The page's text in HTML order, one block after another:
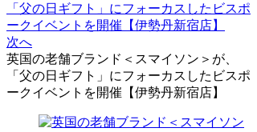
次へ
英国の老舗ブランド＜スマイソン＞が、
「父の日ギフト」にフォーカスしたビスポ
ークイベントを開催【伊勢丹新宿店】